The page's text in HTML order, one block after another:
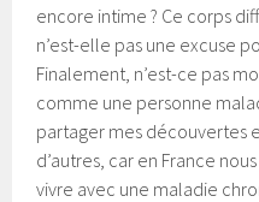
encore intime ? Ce corps
n’est-elle pas une excuse
Finalement, n’est-ce pas
comme une personne
partager mes découvertes
d’autres, car en France
vivre avec une maladie